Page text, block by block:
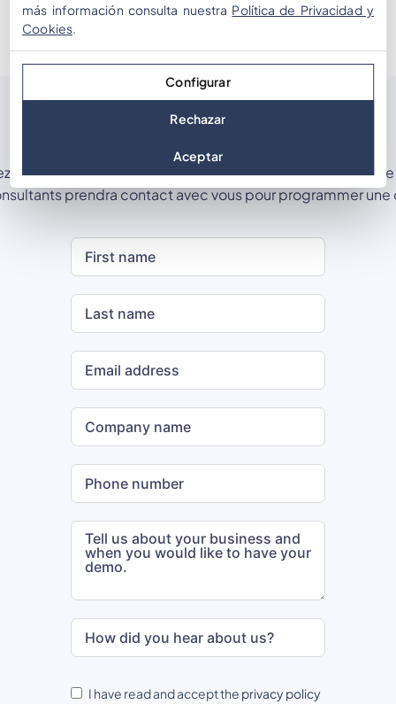
Demander une démo
le formulaire ci-dessous pour demander une démo de ce
prendra contact avec vous pour programmer
I have read and accept the privacy policy
más información consulta nuestra Política de Privacidad y
Cookies.
Configurar
Rechazar
Aceptar